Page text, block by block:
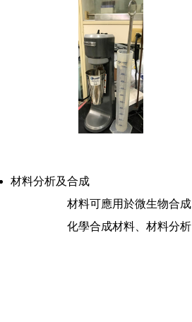
材料分析及合成
材料可應用於微生物合
化學合成材料、材料分析